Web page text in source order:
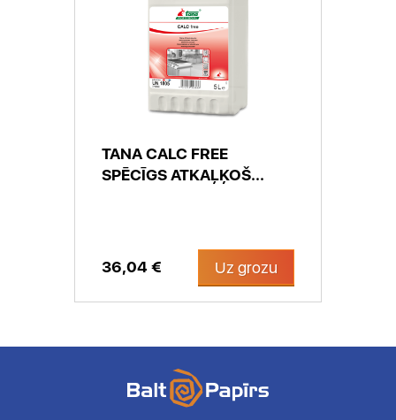
TANA CALC FREE
SPĒCĪGS ATKAĻĶOŠ...
36,04 € Uz grozu